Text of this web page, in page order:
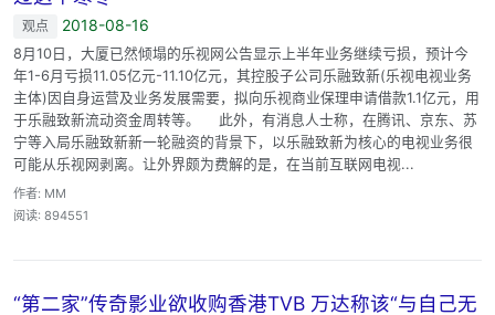
观点 2018-08-16
8月10日，大厦已然倾塌的乐视网公告显示上半年业务继续亏损，预计今
年1-6月亏损11.05亿元-11.10亿元，其控股子公司乐融致新(乐视电视业务
主体)因自身运营及业务发展需要，拟向乐视商业保理申请借款1.1亿元，用
于乐融致新流动资金周转等。 此外，有消息人士称，在腾讯、京东、苏
宁等入局乐融致新新一轮融资的背景下，以乐融致新为核心的电视业务很
可能从乐视网剥离。让外界颇为费解的是，在当前互联网电视...
作者: MM
阅读: 894551
“第二家”传奇影业欲收购香港TVB 万达称该“与自己无